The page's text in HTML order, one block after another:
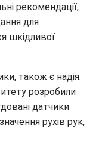
рекомендації,
для
шкідливої
також є надія.
розробили
датчики
рухів рук,